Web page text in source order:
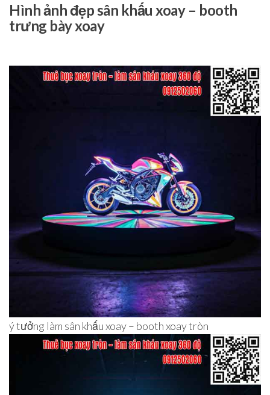
Hình ảnh đẹp sân khấu xoay – booth
trưng bày xoay
ý tưởng làm sân khấu xoay – booth xoay tròn